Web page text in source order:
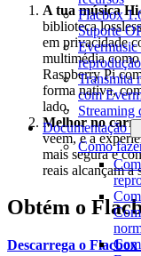
Flacbox
Suporte
Evermusic
Transmita
com
Streaming
Documentação
Como
A tua música
biblioteca
em privacidade
multimédia
Raspberry Pi
forma nativa,
lado.
Melhor no
veem, e a
mais segura e
reais alcançam a
Obtém o
Descarrega o